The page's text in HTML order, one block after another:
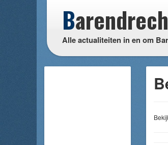
B
Alle actualiteiten in en om